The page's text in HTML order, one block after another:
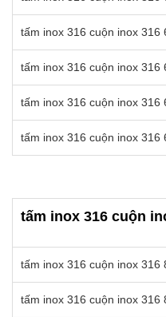
tấm inox 316 cuộn inox 316
tấm inox 316 cuộn inox 316
tấm inox 316 cuộn inox 316
tấm inox 316 cuộn inox 316
tấm inox 316 cuộn
tấm inox 316 cuộn inox 316
tấm inox 316 cuộn inox 316